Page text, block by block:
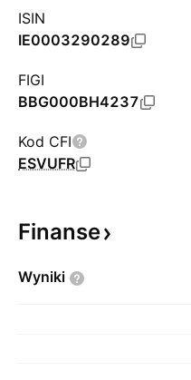
ISIN
IE0003290289
FIGI
BBG000BH4237
Kod CFI
ESVUFR
Finanse
Wyniki